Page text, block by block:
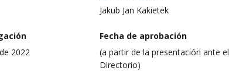
Jakub Jan Kakietek
2022
Fecha de aprobación
(a partir de la presentación ante el
Directorio)